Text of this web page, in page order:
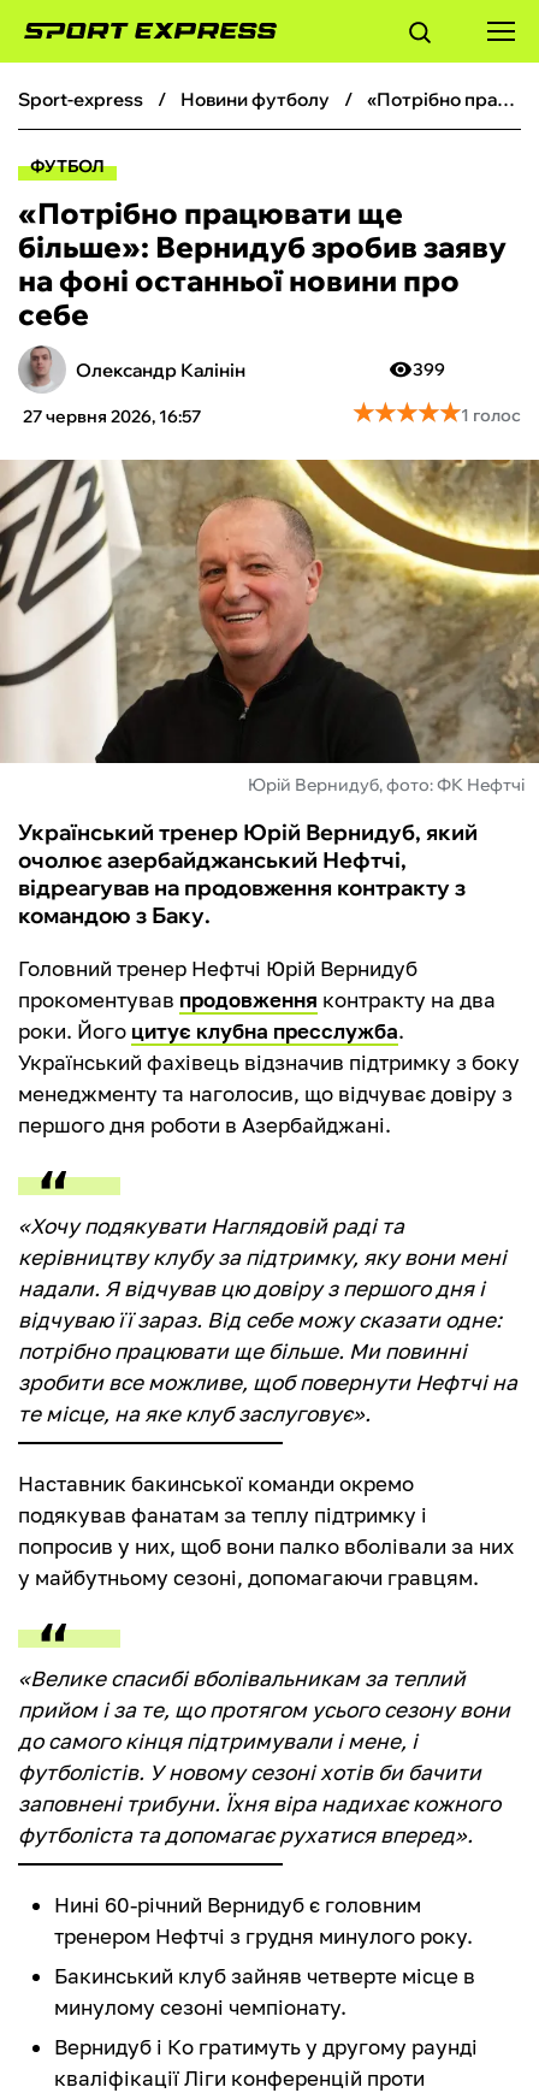
ФУТБОЛ
БОКС
ХОКЕЙ
ТЕНІС
КІБЕРСПОРТ
ЧС-2026
ФУТЗАЛ
ІНШІ
БУКМЕКЕРИ
sport-express новини футболу «Потрібно працювати ще більше»: Вернидуб зробив заяву на фоні останньої новини про себе
ФУТБОЛ
«Потрібно працювати ще
більше»: Вернидуб зробив заяву
на фоні останньої новини про
себе
Олександр Калінін
27 червня 2026, 16:57
399
★★★★★
★★★★★1 голос
Юрій Вернидуб, фото: ФК Нефтчі
Український тренер Юрій Вернидуб, який
очолює азербайджанський Нефтчі,
відреагував на продовження контракту з
командою з Баку.
Головний тренер Нефтчі Юрій Вернидуб
прокоментував продовження контракту на два
роки. Його цитує клубна пресслужба.
Український фахівець відзначив підтримку з боку
менеджменту та наголосив, що відчуває довіру з
першого дня роботи в Азербайджані.
«Хочу подякувати Наглядовій раді та
керівництву клубу за підтримку, яку вони мені
надали. Я відчував цю довіру з першого дня і
відчуваю її зараз. Від себе можу сказати одне:
потрібно працювати ще більше. Ми повинні
зробити все можливе, щоб повернути Нефтчі на
те місце, на яке клуб заслуговує».
Наставник бакинської команди окремо
подякував фанатам за теплу підтримку і
попросив у них, щоб вони палко вболівали за них
у майбутньому сезоні, допомагаючи гравцям.
«Велике спасибі вболівальникам за теплий
прийом і за те, що протягом усього сезону вони
до самого кінця підтримували і мене, і
футболістів. У новому сезоні хотів би бачити
заповнені трибуни. Їхня віра надихає кожного
футболіста та допомагає рухатися вперед».
Нині 60-річний Вернидуб є головним
тренером Нефтчі з грудня минулого року.
Бакинський клуб зайняв четверте місце в
минулому сезоні чемпіонату.
Вернидуб і Ко гратимуть у другому раунді
кваліфікації Ліги конференцій проти